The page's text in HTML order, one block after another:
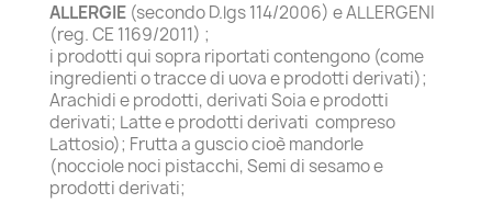
ALLERGIE (secondo D.lgs 114/2006) e ALLERGENI
(reg. CE 1169/2011) ;
i prodotti qui sopra riportati contengono (come
ingredienti o tracce di uova e prodotti derivati);
Arachidi e prodotti, derivati Soia e prodotti
derivati; Latte e prodotti derivati compreso
Lattosio); Frutta a guscio cioè mandorle
(nocciole noci pistacchi, Semi di sesamo e
prodotti derivati;